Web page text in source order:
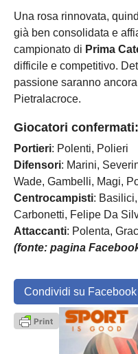
Una rosa rinnovata,
già ben consolidata e
campionato di Prima
difficile e competitivo.
passione saranno
Pietralacroce.
Giocatori confermati:
Portieri: Polenti, Polieri
Difensori: Marini,
Wade, Gambelli, Magi,
Centrocampisti:
Carbonetti, Felipe Da
Attaccanti: Polenta,
(fonte: pagina
Condividi su Facebook